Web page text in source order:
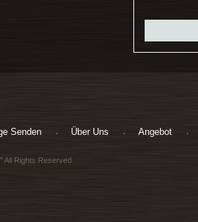
Senden Über Uns Angebot
All Rights Reserved